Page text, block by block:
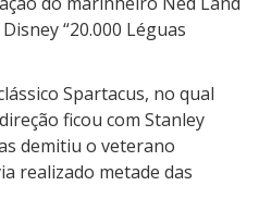
“20.000 Léguas
Spartacus, no qual
ficou com Stanley
demitiu o veterano
realizado metade das